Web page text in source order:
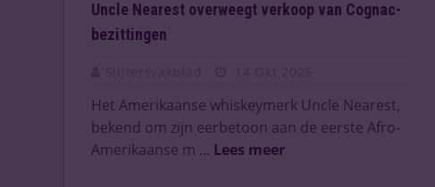
Uncle Nearest overweegt verkoop van Cognac-
bezittingen
Het Amerikaanse whiskeymerk Uncle Nearest,
bekend om zijn eerbetoon aan de eerste Afro-
Amerikaanse m ... Lees meer